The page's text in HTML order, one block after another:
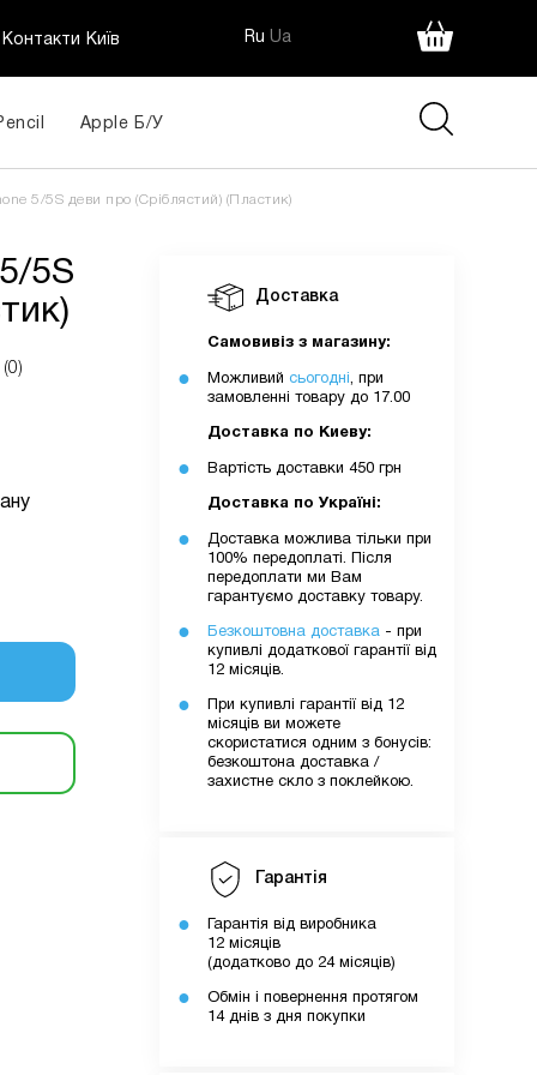
Контакти Київ Ru Ua
Apple Б/У
5/5S деви про (Сріблястий) (Пластик)
5S
Доставка
Самовивіз з магазину:
Можливий сьогодні, при
замовленні товару до 17.00
Доставка по Киеву:
Вартість доставки 450 грн
Доставка по Україні:
Доставка можлива тільки при
100% передоплаті. Після
передоплати ми Вам
гарантуємо доставку товару.
Безкоштовна доставка - при
купивлі додаткової гарантії від
12 місяців.
При купивлі гарантії від 12
місяців ви можете
скористатися одним з бонусів:
безкоштона доставка /
захистне скло з поклейкою.
Гарантія
Гарантія від виробника
12 місяців
(додатково до 24 місяців)
Обмін і повернення протягом
14 днів з дня покупки